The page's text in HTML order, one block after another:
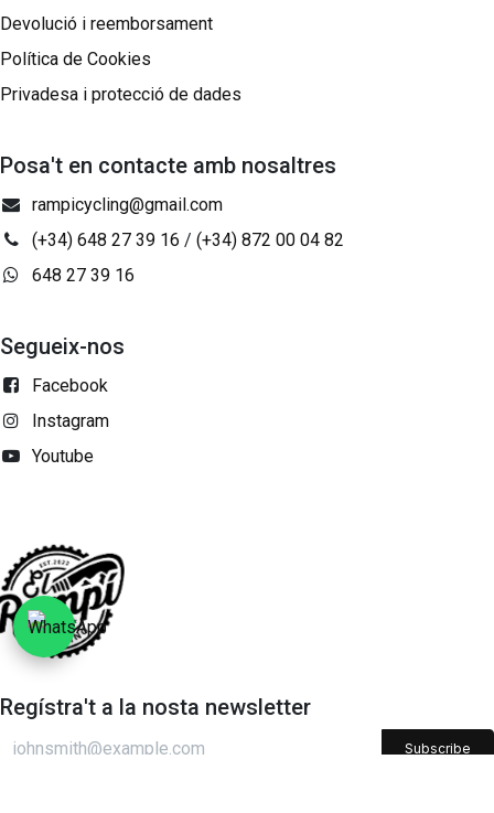
Devolució i reemborsament
Política de Cookies
Privadesa i protecció de dades
Posa't en contacte amb nosaltres
rampicycling@gmail.com
(+34) 648 27 39 16 / (+34) 872 00 04 82
648 27 39 16
Segueix-nos
Facebook
Instagram
Youtube
Regístra't a la nosta newsletter
Subscribe